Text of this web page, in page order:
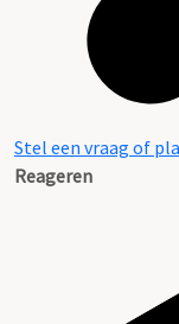
Stel een vraag of
Reageren